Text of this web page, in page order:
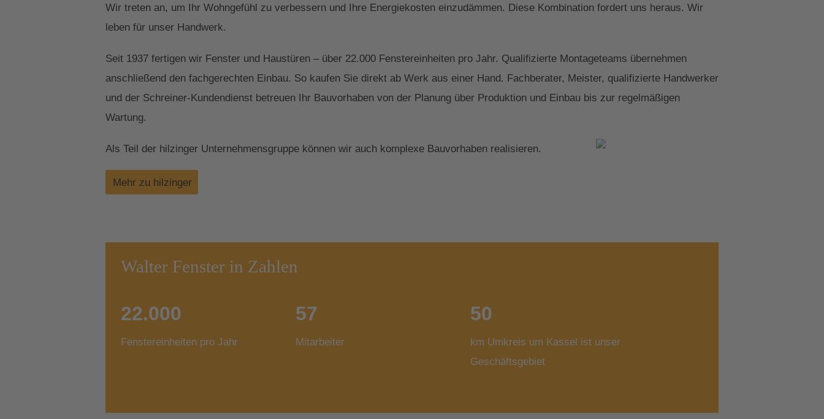
Wir treten an, um Ihr Wohngefühl zu verbessern und Ihre Energiekosten einzudämmen. Diese Kombination fordert uns heraus. Wir
leben für unser Handwerk.
Seit 1937 fertigen wir Fenster und Haustüren – über 22.000 Fenstereinheiten pro Jahr. Qualifizierte Montageteams übernehmen
anschließend den fachgerechten Einbau. So kaufen Sie direkt ab Werk aus einer Hand. Fachberater, Meister, qualifizierte Handwerker
und der Schreiner-Kundendienst betreuen Ihr Bauvorhaben von der Planung über Produktion und Einbau bis zur regelmäßigen
Wartung.
Als Teil der hilzinger Unternehmensgruppe können wir auch komplexe Bauvorhaben realisieren.
Mehr zu hilzinger
Walter Fenster in Zahlen
22.000
Fenstereinheiten pro Jahr
57
Mitarbeiter
50
km Umkreis um Kassel ist unser
Geschäftsgebiet